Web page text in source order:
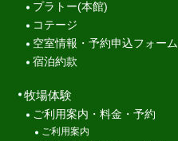
プラトー(本館)
コテージ
空室情報・予約申込フォーム
宿泊約款
牧場体験
ご利用案内・料金・予約
ご利用案内